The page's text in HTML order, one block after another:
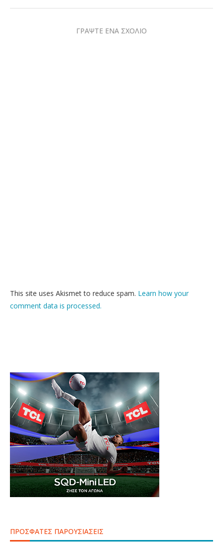
ΓΡΑΨΤΕ ΕΝΑ ΣΧΟΛΙΟ
This site uses Akismet to reduce spam. Learn how your
comment data is processed.
ΠΡΟΣΦΑΤΕΣ ΠΑΡΟΥΣΙΑΣΕΙΣ